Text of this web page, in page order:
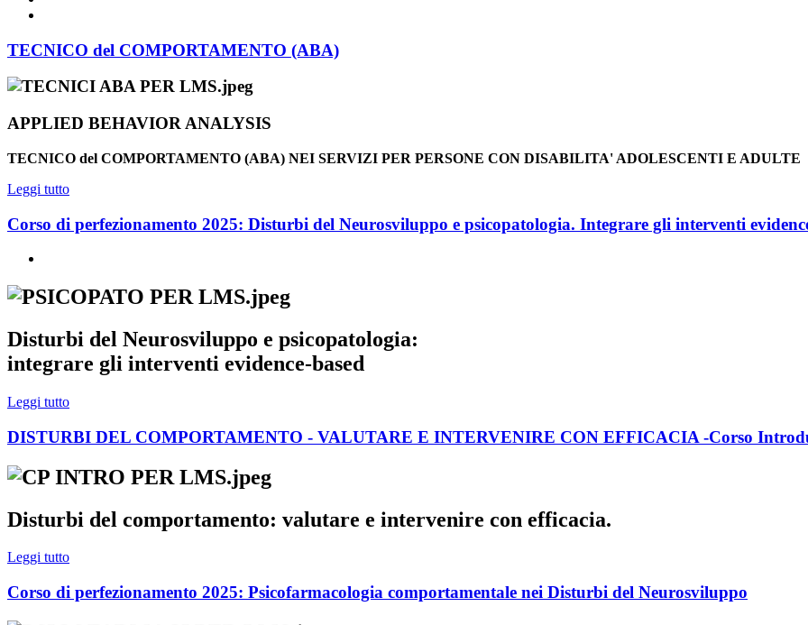
TECNICO del COMPORTAMENTO (ABA)
APPLIED BEHAVIOR ANALYSIS
TECNICO del COMPORTAMENTO (ABA) NEI SERVIZI PER PERSONE CON DISABILITA' ADOLESCENTI E ADULTE
Leggi tutto
Corso di perfezionamento 2025: Disturbi del Neurosviluppo e psicopatologia. Integrare gli interventi
Disturbi del Neurosviluppo e psicopatologia:
integrare gli interventi evidence-based
Leggi tutto
DISTURBI DEL COMPORTAMENTO - VALUTARE E INTERVENIRE CON EFFICACIA -Corso
Disturbi del comportamento: valutare e intervenire con efficacia.
Leggi tutto
Corso di perfezionamento 2025: Psicofarmacologia comportamentale nei Disturbi del Neurosviluppo